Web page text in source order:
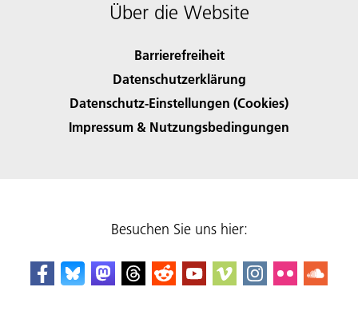
Über die Website
Barrierefreiheit
Datenschutzerklärung
Datenschutz-Einstellungen (Cookies)
Impressum & Nutzungsbedingungen
Besuchen Sie uns hier: